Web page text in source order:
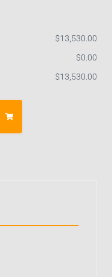
$‎13,530.00
$‎0.00
$‎13,530.00